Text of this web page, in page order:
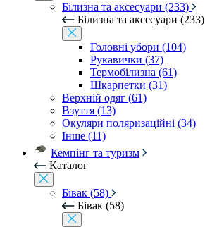
Білизна та аксесуари (233)
Білизна та аксесуари (233)
Головні убори (104)
Рукавички (37)
Термобілизна (61)
Шкарпетки (31)
Верхній одяг (61)
Взуття (13)
Окуляри поляризаційні (34)
Інше (11)
Кемпінг та туризм
Каталог
Бівак (58)
Бівак (58)